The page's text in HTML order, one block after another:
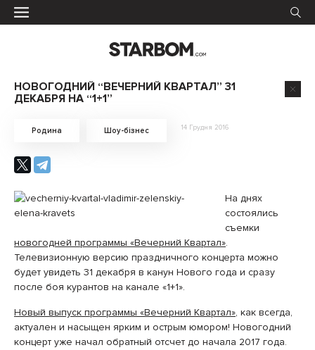
НОВОГОДНИЙ “ВЕЧЕРНИЙ КВАРТАЛ” 31
ДЕКАБРЯ НА “1+1”
Родина Шоу-бізнес 14 Грудня 2016
На днях
состоялись
съемки
новогодней программы «Вечерний Квартал».
Телевизионную версию праздничного концерта можно
будет увидеть 31 декабря в канун Нового года и сразу
после боя курантов на канале «1+1».
Новый выпуск программы «Вечерний Квартал», как всегда,
актуален и насыщен ярким и острым юмором! Новогодний
концерт уже начал обратный отсчет до начала 2017 года.